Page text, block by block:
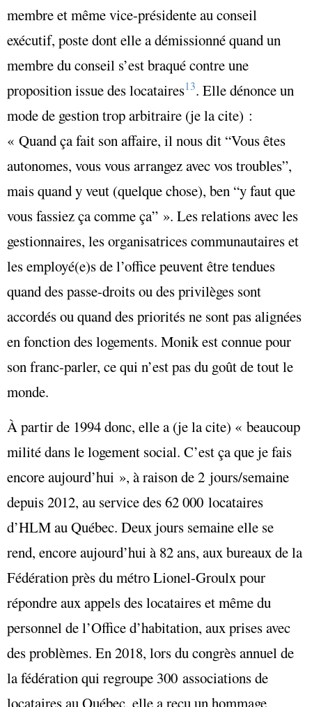
membre et même vice-présidente au conseil
exécutif, poste dont elle a démissionné quand un
membre du conseil s’est braqué contre une
proposition issue des locataires13. Elle dénonce un
mode de gestion trop arbitraire (je la cite) :
« Quand ça fait son affaire, il nous dit “Vous êtes
autonomes, vous vous arrangez avec vos troubles”,
mais quand y veut (quelque chose), ben “y faut que
vous fassiez ça comme ça” ». Les relations avec les
gestionnaires, les organisatrices communautaires et
les employé(e)s de l’office peuvent être tendues
quand des passe-droits ou des privilèges sont
accordés ou quand des priorités ne sont pas alignées
en fonction des logements. Monik est connue pour
son franc-parler, ce qui n’est pas du goût de tout le
monde.
À partir de 1994 donc, elle a (je la cite) « beaucoup
milité dans le logement social. C’est ça que je fais
encore aujourd’hui », à raison de 2 jours/semaine
depuis 2012, au service des 62 000 locataires
d’HLM au Québec. Deux jours semaine elle se
rend, encore aujourd’hui à 82 ans, aux bureaux de la
Fédération près du métro Lionel-Groulx pour
répondre aux appels des locataires et même du
personnel de l’Office d’habitation, aux prises avec
des problèmes. En 2018, lors du congrès annuel de
la fédération qui regroupe 300 associations de
locataires au Québec, elle a reçu un hommage